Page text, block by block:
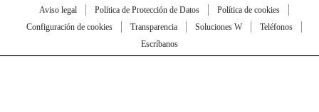
Aviso legal Política de Protección de Datos
Política de cookies
Configuración de cookies
Transparencia Soluciones W
Teléfonos
Escríbanos